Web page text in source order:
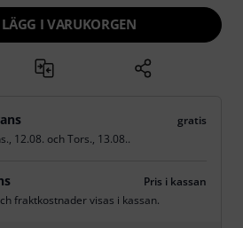
LÄGG I VARUKORGEN
gratis
12.08. ochTors., 13.08..
Pris i kassan
fraktkostnader visas i kassan.